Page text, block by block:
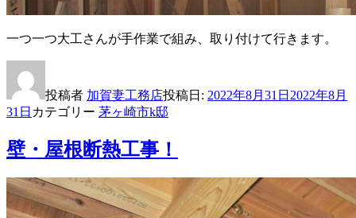
一つ一つ大工さんが手作業で組み、取り付けて行きます。
投稿者 加賀妻工務店投稿日: 2022年8月31日 2022年8月
31日 カテゴリー 茅ヶ崎市k邸
壁・屋根断熱工事！